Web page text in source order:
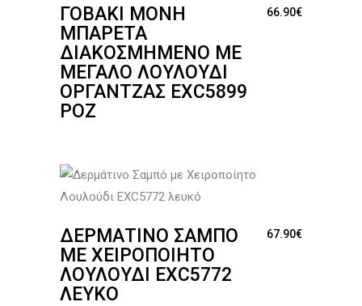
ΓΟΒΆΚΙ ΜΟΝΉ
ΜΠΑΡΈΤΑ
ΔΙΑΚΟΣΜΗΜΈΝΟ ΜΕ
ΜΕΓΆΛΟ ΛΟΥΛΟΎΔΙ
ΟΡΓΆΝΤΖΑΣ EXC5899
ΡΟΖ
66.90€
ΔΕΡΜΆΤΙΝΟ ΣΑΜΠΌ
ΜΕ ΧΕΙΡΟΠΟΊΗΤΟ
ΛΟΥΛΟΎΔΙ EXC5772
ΛΕΥΚΌ
67.90€